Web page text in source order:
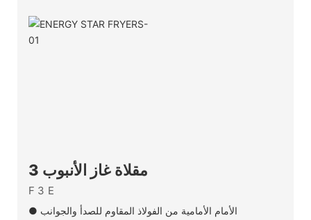
3 مقلاة غاز الأنبوب
F3E
● الأمام الأمامية من الفولاذ المقاوم للصدأ والجوانب